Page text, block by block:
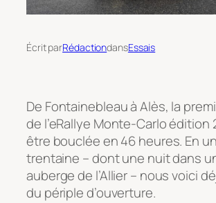
Écrit parRédactiondansEssais
De Fontainebleau à Alès, la
de l’eRallye Monte-Carlo édition
être bouclée en 46 heures. En
trentaine – dont une nuit dans
auberge de l’Allier – nous voici
du périple d’ouverture.